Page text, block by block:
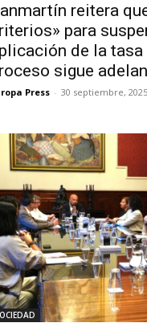
reitera
para
de la tasa
sigue
Press - 30 septiembre, 2025